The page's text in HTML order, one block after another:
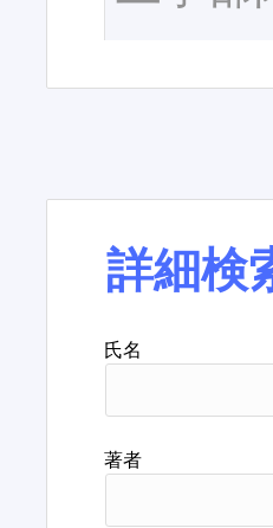
詳細検
氏名
著者